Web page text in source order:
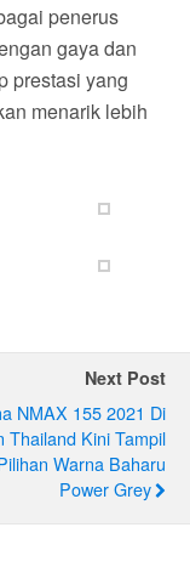
penerus
gaya dan
prestasi yang
menarik lebih
Next Post
NMAX 155 2021 Di
Thailand Kini Tampil
Warna Baharu
Power Grey